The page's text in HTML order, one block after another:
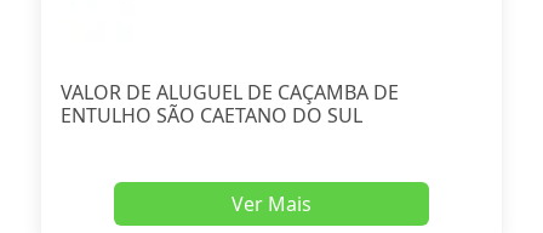
VALOR DE ALUGUEL DE CAÇAMBA DE
ENTULHO SÃO CAETANO DO SUL
Ver Mais